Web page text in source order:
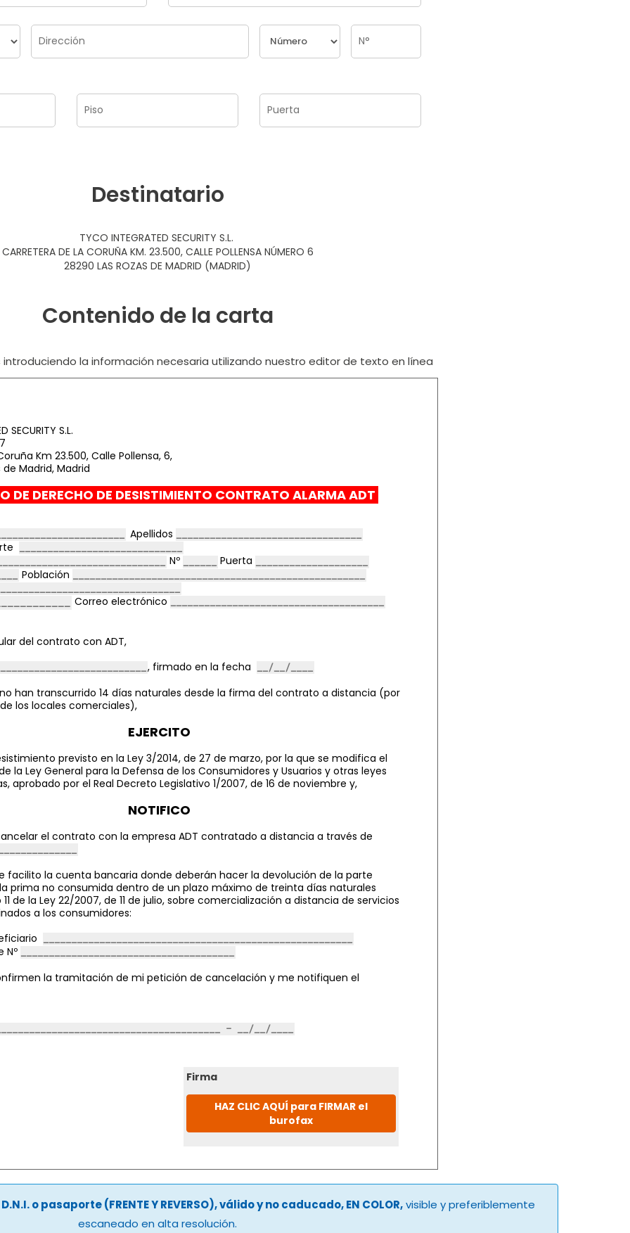
Destinatario
TYCO INTEGRATED SECURITY S.L.
CARRETERA DE LA CORUÑA KM. 23.500, CALLE POLLENSA NÚMERO 6
28290 LAS ROZAS DE MADRID (MADRID)
Contenido de la carta
la información necesaria utilizando nuestro editor de texto en línea
SECURITY S.L.
Km 23.500, Calle Pollensa, 6,
de Madrid, Madrid
DE DERECHO DE DESISTIMIENTO CONTRATO ALARMA ADT
Apellidos
Nº
Puerta
Población
Correo electrónico
del contrato con ADT,
, firmado en la fecha
han transcurrido 14 días naturales desde la firma del contrato a distancia (por
los locales comerciales),
EJERCITO
previsto en la Ley 3/2014, de 27 de marzo, por la que se modifica el
la Ley General para la Defensa de los Consumidores y Usuarios y otras leyes
aprobado por el Real Decreto Legislativo 1/2007, de 16 de noviembre y,
NOTIFICO
el contrato con la empresa ADT contratado a distancia a través de
facilito la cuenta bancaria donde deberán hacer la devolución de la parte
prima no consumida dentro de un plazo máximo de treinta días naturales
de la Ley 22/2007, de 11 de julio, sobre comercialización a distancia de servicios
a los consumidores:
Nº
la tramitación de mi petición de cancelación y me notifiquen el
Firma
HAZ CLIC AQUÍ para FIRMAR el
burofax
D.N.I. o pasaporte (FRENTE Y REVERSO), válido y no caducado, EN COLOR,visible y preferiblemente
escaneado en alta resolución.